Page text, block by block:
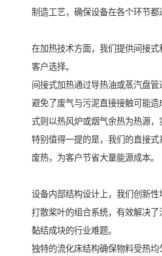
制造工艺，确保设备在各个环节都
在加热技术方面，我们提供间接
客户选择。
间接式加热通过导热油或蒸汽盘
避免了废气与污泥直接接触可能
式则以热风炉或烟气余热为热源，
特别值得一提的是，我们的直接式
废热，为客户节省大量能源成本。
设备内部结构设计上，我们创新性
打散桨叶的组合系统，有效解决了
黏结成块的行业难题。
独特的流化床结构确保物料受热